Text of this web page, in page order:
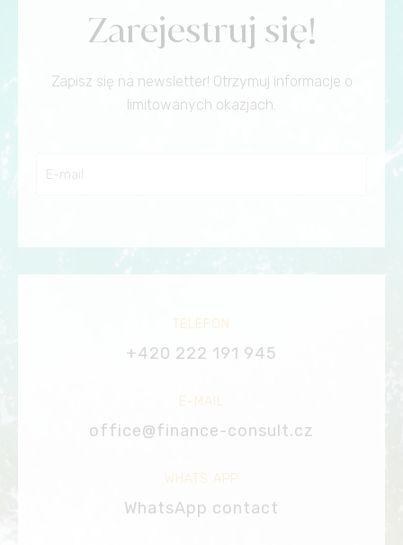
Zarejestruj się!
Zapisz się na newsletter! Otrzymuj informacje o
limitowanych okazjach.
TELEFON
+420 222 191 945
E-MAIL
office@finance-consult.cz
WHATS APP
WhatsApp contact